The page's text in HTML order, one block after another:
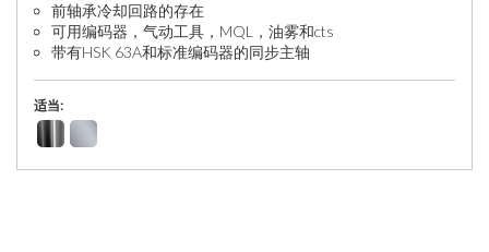
前轴承冷却回路的存在
可用编码器，气动工具，MQL，油雾和cts
带有HSK 63A和标准编码器的同步主轴
适当: